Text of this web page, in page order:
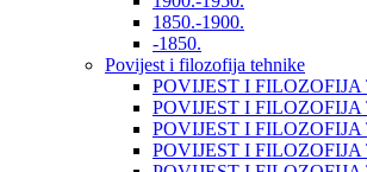
1850.-1900.
-1850.
Povijest i filozofija tehnike
POVIJEST I
POVIJEST I
POVIJEST I
POVIJEST I